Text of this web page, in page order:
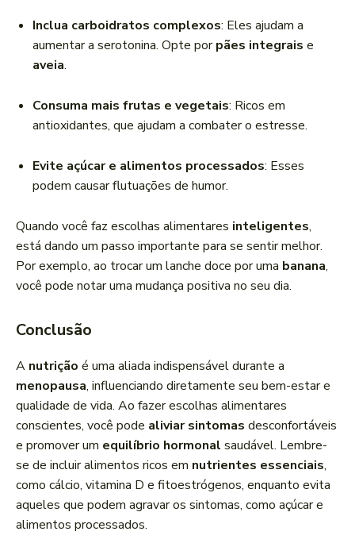
Inclua carboidratos complexos: Eles ajudam a
aumentar a serotonina. Opte porpães integrais e
aveia.
Consuma mais frutas e vegetais: Ricos em
antioxidantes, que ajudam a combater o estresse.
Evite açúcar e alimentos processados: Esses
podem causar flutuações de humor.
Quando você faz escolhas alimentares inteligentes,
está dando um passo importante para se sentir melhor.
Por exemplo, ao trocar um lanche doce por uma banana,
você pode notar uma mudança positiva no seu dia.
Conclusão
A nutrição é uma aliada indispensável durante a
menopausa, influenciando diretamente seu bem-estar e
qualidade de vida. Ao fazer escolhas alimentares
conscientes, você pode aliviar sintomas desconfortáveis
e promover um equilíbrio hormonal saudável. Lembre-
se de incluir alimentos ricos em nutrientes essenciais,
como cálcio, vitamina D e fitoestrógenos, enquanto evita
aqueles que podem agravar os sintomas, como açúcar e
alimentos processados.